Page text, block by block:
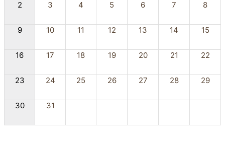
2 3 4 5 6 7 8
9 10 11 12 13 14 15
16 17 18 19 20 21 22
23 24 25 26 27 28 29
30 31